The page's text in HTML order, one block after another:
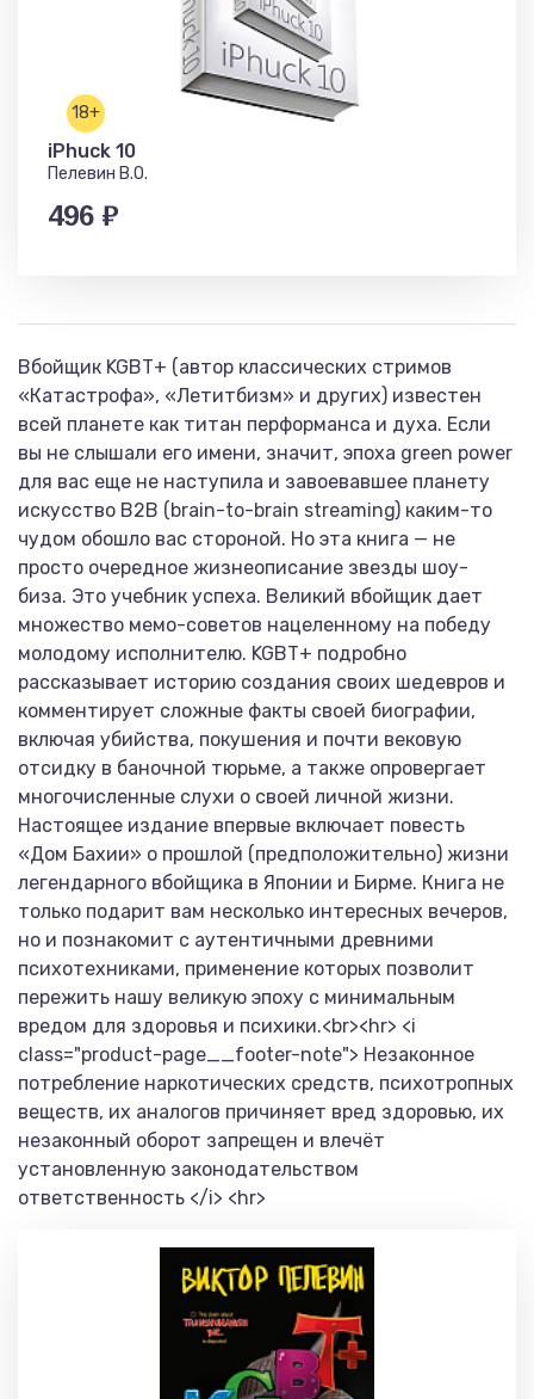
18+
iPhuck 10
Пелевин В.О.
496 ₽
Вбойщик KGBT+ (автор классических стримов
«Катастрофа», «Летитбизм» и других) известен
всей планете как титан перформанса и духа. Если
вы не слышали его имени, значит, эпоха green power
для вас еще не наступила и завоевавшее планету
искусство B2B (brain-to-brain streaming) каким-то
чудом обошло вас стороной. Но эта книга — не
просто очередное жизнеописание звезды шоу-
биза. Это учебник успеха. Великий вбойщик дает
множество мемо-советов нацеленному на победу
молодому исполнителю. KGBT+ подробно
рассказывает историю создания своих шедевров и
комментирует сложные факты своей биографии,
включая убийства, покушения и почти вековую
отсидку в баночной тюрьме, а также опровергает
многочисленные слухи о своей личной жизни.
Настоящее издание впервые включает повесть
«Дом Бахии» о прошлой (предположительно) жизни
легендарного вбойщика в Японии и Бирме. Книга не
только подарит вам несколько интересных вечеров,
но и познакомит с аутентичными древними
психотехниками, применение которых позволит
пережить нашу великую эпоху с минимальным
вредом для здоровья и психики.<br><hr> <i
class="product-page__footer-note"> Незаконное
потребление наркотических средств, психотропных
веществ, их аналогов причиняет вред здоровью, их
незаконный оборот запрещен и влечёт
установленную законодательством
ответственность </i> <hr>